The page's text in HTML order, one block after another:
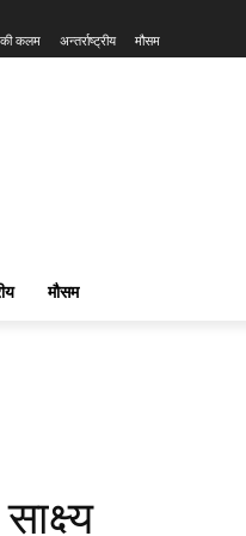
की कलम अन्तर्राष्ट्रीय मौसम
मौसम